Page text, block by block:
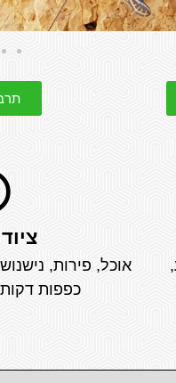
אוכל, פירות,
כפפות